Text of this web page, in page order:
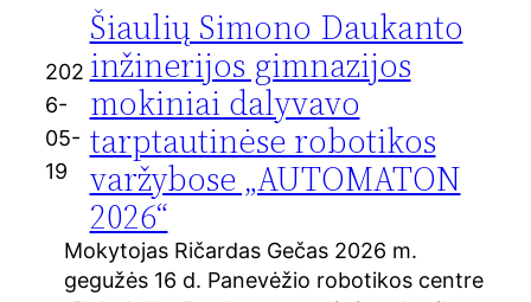
202
6-
05-
19
Šiaulių Simono Daukanto
inžinerijos gimnazijos
mokiniai dalyvavo
tarptautinėse robotikos
varžybose „AUTOMATON
2026“
Mokytojas Ričardas Gečas 2026 m.
gegužės 16 d. Panevėžio robotikos centre